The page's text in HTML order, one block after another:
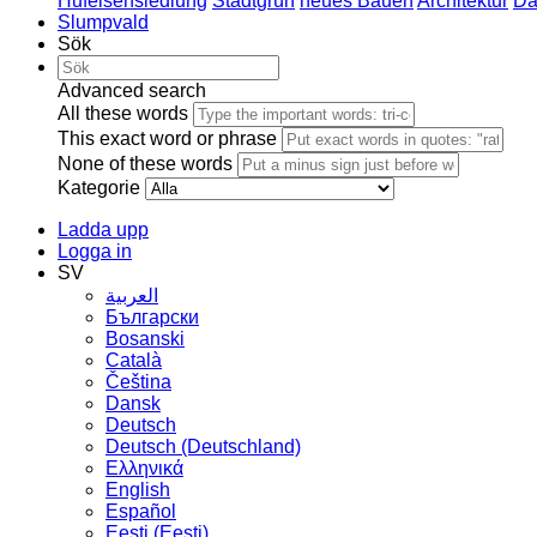
Slumpvald
Sök
Advanced search
All these words
This exact word or phrase
None of these words
Kategorie
Ladda upp
Logga in
SV
العربية
Български
Bosanski
Сatalà
Čeština
Dansk
Deutsch
Deutsch (Deutschland)
Ελληνικά
English
Español
Eesti (Eesti)